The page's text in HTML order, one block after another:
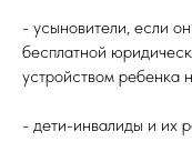
- усыновители, если
бесплатной
устройством ребенка
- дети-инвалиды и их